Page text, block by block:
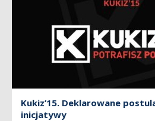
Kukiz’15. Deklarowane
inicjatywy